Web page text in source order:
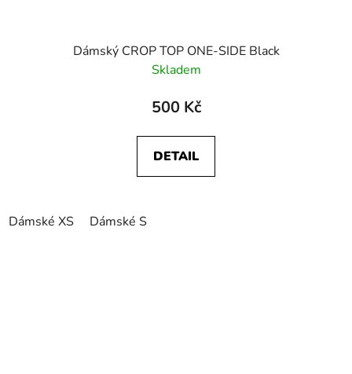
Dámský CROP TOP ONE-SIDE Black
Skladem
500 Kč
DETAIL
Dámské XS Dámské S